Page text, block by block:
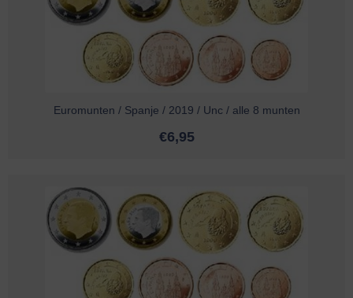
Euromunten / Spanje / 2019 / Unc / alle 8 munten
€6,95